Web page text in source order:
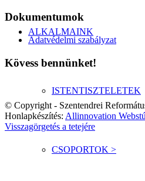
ALKALMAINK
ISTENTISZTELETEK
CSOPORTOK >
Dokumentumok
Adatvédelmi szabályzat
Kövess bennünket!
© Copyright - Szentendrei
Honlapkészítés: Allinnovation
Visszagörgetés a tetejére